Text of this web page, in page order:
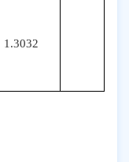
1.3032